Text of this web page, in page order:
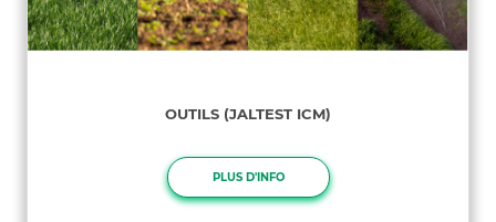
OUTILS (JALTEST ICM)
PLUS D'INFO